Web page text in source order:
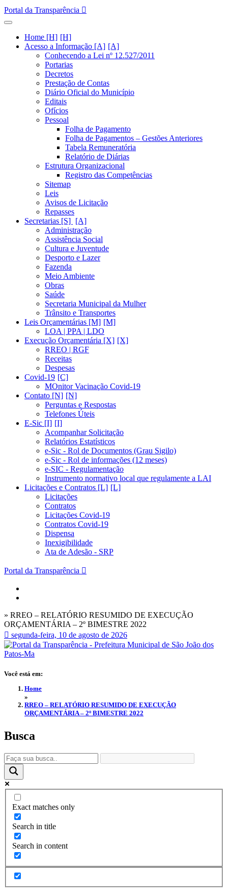
Portal da Transparência
Home [H]
Acesso a Informação [A]
Conhecendo a Lei nº 12.527/2011
Portarias
Decretos
Prestação de Contas
Diário Oficial do Município
Editais
Ofícios
Pessoal
Folha de Pagamento
Folha de Pagamentos – Gestões Anteriores
Tabela Remuneratória
Relatório de Diárias
Estrutura Organizacional
Registro das Competências
Sitemap
Leis
Avisos de Licitação
Repasses
Secretarias [S]
Administração
Assistência Social
Cultura e Juventude
Desporto e Lazer
Fazenda
Meio Ambiente
Obras
Saúde
Secretaria Municipal da Mulher
Trânsito e Transportes
Leis Orçamentárias [M]
LOA | PPA | LDO
Execução Orçamentária [X]
RREO | RGF
Receitas
Despesas
Covid-19
MOnitor Vacinação Covid-19
Contato [N]
Perguntas e Respostas
Telefones Úteis
E-Sic [I]
Acompanhar Solicitação
Relatórios Estatísticos
e-Sic - Rol de Documentos (Grau Sigilo)
e-Sic - Rol de informações (12 meses)
e-SIC - Regulamentação
Instrumento normativo local que regulamente a LAI
Licitações e Contratos [L]
Licitações
Contratos
Licitações Covid-19
Contratos Covid-19
Dispensa
Inexigibilidade
Ata de Adesão - SRP
Portal da Transparência
» RREO – RELATÓRIO RESUMIDO DE EXECUÇÃO
ORÇAMENTÁRIA – 2º BIMESTRE 2022
segunda-feira, 10 de agosto de 2026
Você está em:
Home
»
RREO – RELATÓRIO RESUMIDO DE EXECUÇÃO
ORÇAMENTÁRIA – 2º BIMESTRE 2022
Busca
Exact matches only
Search in title
Search in content